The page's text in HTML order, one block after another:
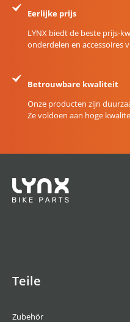
Eerlijke prijs
LYNX biedt de beste prijs-
onderdelen en accessoires
Betrouwbare kwaliteit
Onze producten zijn
Ze voldoen aan hoge
Teile
Zubehör